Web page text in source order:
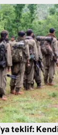
teklif: